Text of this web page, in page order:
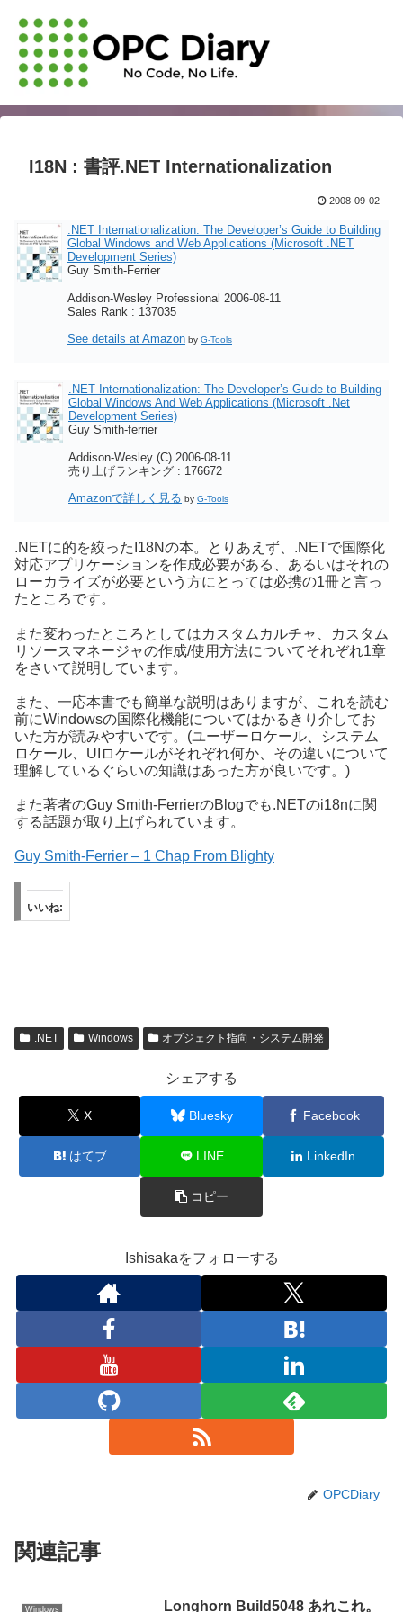
I18N : 書評.NET Internationalization
2008-09-02
.NET Internationalization: The Developer’s Guide to Building
Global Windows and Web Applications (Microsoft .NET
Development Series)
Guy Smith-Ferrier
Addison-Wesley Professional 2006-08-11
Sales Rank : 137035
See details at Amazon by G-Tools
.NET Internationalization: The Developer’s Guide to Building
Global Windows And Web Applications (Microsoft .Net
Development Series)
Guy Smith-ferrier
Addison-Wesley (C) 2006-08-11
売り上げランキング : 176672
Amazonで詳しく見る by G-Tools
.NETに的を絞ったI18Nの本。とりあえず、.NETで国際化
対応アプリケーションを作成必要がある、あるいはそれの
ローカライズが必要という方にとっては必携の1冊と言っ
たところです。
また変わったところとしてはカスタムカルチャ、カスタム
リソースマネージャの作成/使用方法についてそれぞれ1章
をさいて説明しています。
また、一応本書でも簡単な説明はありますが、これを読む
前にWindowsの国際化機能についてはかるきり介してお
いた方が読みやすいです。(ユーザーロケール、システム
ロケール、UIロケールがそれぞれ何か、その違いについて
理解しているぐらいの知識はあった方が良いです。)
また著者のGuy Smith-FerrierのBlogでも.NETのi18nに関
する話題が取り上げられています。
Guy Smith-Ferrier – 1 Chap From Blighty
いいね:
.NET Windows オブジェクト指向・システム開発
シェアする
X Bluesky Facebook
はてブ LINE LinkedIn
コピー
Ishisakaをフォローする
OPCDiary
関連記事
Windows Longhorn Build5048 あれこれ。